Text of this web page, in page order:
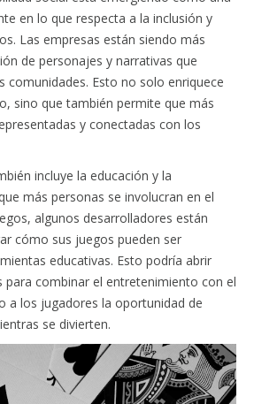
en lo que respecta a la inclusión y
Las empresas están siendo más
de personajes y narrativas que
comunidades. Esto no solo enriquece
sino que también permite que más
y conectadas con los
incluye la educación y la
más personas se involucran en el
algunos desarrolladores están
cómo sus juegos pueden ser
educativas. Esto podría abrir
para combinar el entretenimiento con el
a los jugadores la oportunidad de
se divierten.